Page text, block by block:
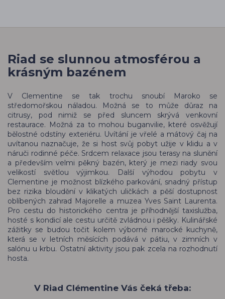
Riad se slunnou atmosférou a
krásným bazénem
V Clementine se tak trochu snoubí Maroko se
středomořskou náladou. Možná se to může důraz na
citrusy, pod nimiž se před sluncem skrývá venkovní
restaurace. Možná za to mohou buganvilie, které osvěžují
bělostné odstíny exteriéru. Uvítání je vřelé a mátový čaj na
uvítanou naznačuje, že si host svůj pobyt užije v klidu a v
náruči rodinné péče. Srdcem relaxace jsou terasy na slunění
a především velmi pěkný bazén, který je mezi riady svou
velikostí světlou výjimkou. Další výhodou pobytu v
Clementine je možnost blízkého parkování, snadný přístup
bez rizika bloudění v klikatých uličkách a pěší dostupnost
oblíbených zahrad Majorelle a muzea Yves Saint Laurenta.
Pro cestu do historického centra je příhodnější taxislužba,
hosté s kondicí ale cestu určitě zvládnou i pěšky. Kulinářské
zážitky se budou točit kolem výborné marocké kuchyně,
která se v letních měsících podává v pátiu, v zimních v
salónu u krbu. Ostatní aktivity jsou pak zcela na rozhodnutí
hosta.
V Riad Clémentine Vás čeká třeba: